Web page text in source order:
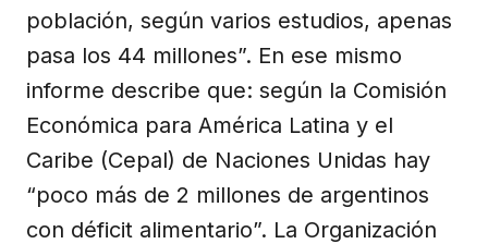
población, según varios estudios, apenas
pasa los 44 millones”. En ese mismo
informe describe que: según la Comisión
Económica para América Latina y el
Caribe (Cepal) de Naciones Unidas hay
“poco más de 2 millones de argentinos
con déficit alimentario”. La Organización